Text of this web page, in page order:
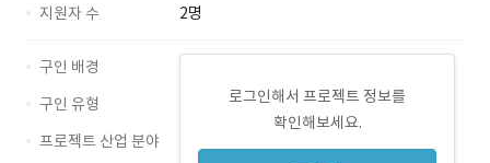
지원자 수
2명
로그인해서 프로젝트 정보를
확인해보세요.
구인 배경
구인 유형
프로젝트 산업 분야